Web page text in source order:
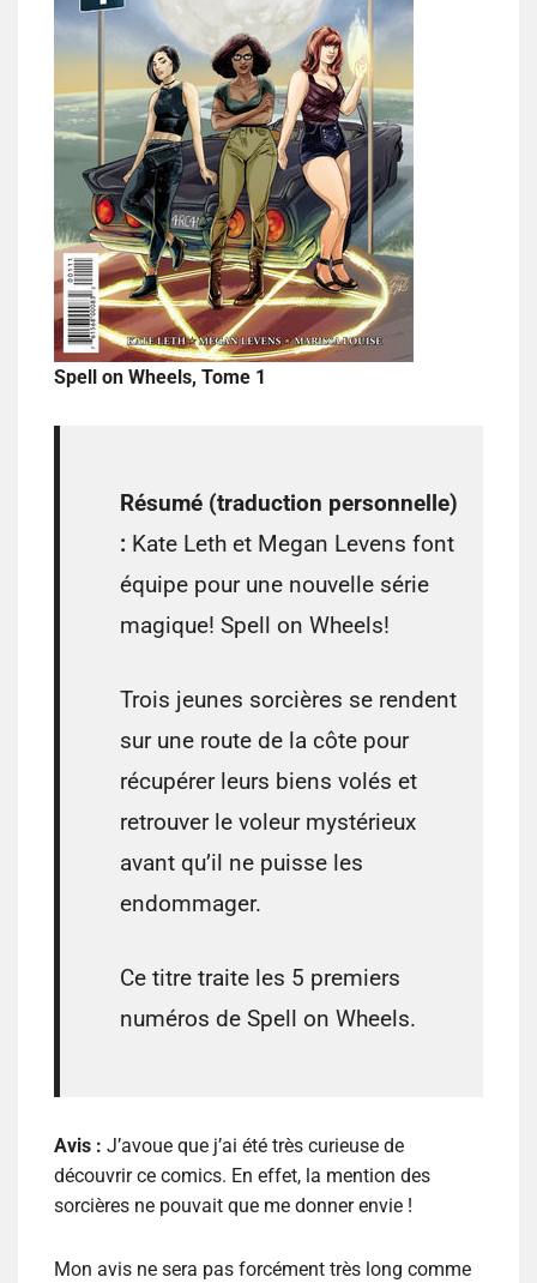
Spell on Wheels, Tome 1
Résumé (traduction personnelle)
: Kate Leth et Megan Levens font
équipe pour une nouvelle série
magique! Spell on Wheels!
Trois jeunes sorcières se rendent
sur une route de la côte pour
récupérer leurs biens volés et
retrouver le voleur mystérieux
avant qu’il ne puisse les
endommager.
Ce titre traite les 5 premiers
numéros de Spell on Wheels.
Avis : J’avoue que j’ai été très curieuse de
découvrir ce comics. En effet, la mention des
sorcières ne pouvait que me donner envie !
Mon avis ne sera pas forcément très long comme